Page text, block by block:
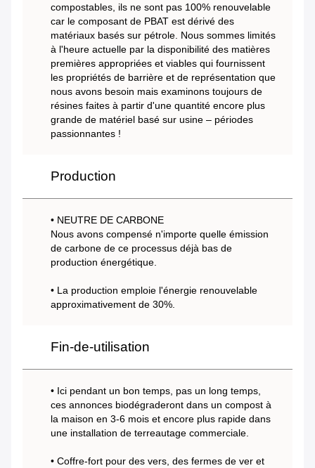
compostables, ils ne sont pas 100% renouvelable
car le composant de PBAT est dérivé des
matériaux basés sur pétrole. Nous sommes limités
à l'heure actuelle par la disponibilité des matières
premières appropriées et viables qui fournissent
les propriétés de barrière et de représentation que
nous avons besoin mais examinons toujours de
résines faites à partir d'une quantité encore plus
grande de matériel basé sur usine – périodes
passionnantes !
Production
• NEUTRE DE CARBONE
Nous avons compensé n'importe quelle émission
de carbone de ce processus déjà bas de
production énergétique.
• La production emploie l'énergie renouvelable
approximativement de 30%.
Fin-de-utilisation
• Ici pendant un bon temps, pas un long temps,
ces annonces biodégraderont dans un compost à
la maison en 3-6 mois et encore plus rapide dans
une installation de terreautage commerciale.
• Coffre-fort pour des vers, des fermes de ver et